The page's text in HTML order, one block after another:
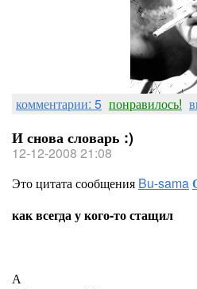
комментарии: 5 понравилось!
И снова словарь :)
12-12-2008 21:08
Это цитата сообщения Bu-sama
как всегда у кого-то стащил
А